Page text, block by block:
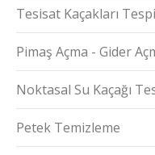
Tesisat Kaçakları
Pimaş Açma - Gider
Noktasal Su Kaçağı
Petek Temizleme